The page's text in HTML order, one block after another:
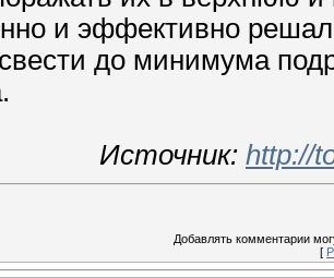
и эффективно
до минимума
Источник: http://
Добавлять комментарии
[